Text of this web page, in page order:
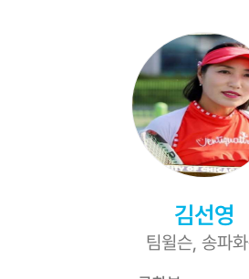
김선영
팀윌슨, 송파